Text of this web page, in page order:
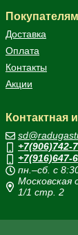
Покупателям
Доставка
Оплата
Контакты
Акции
Контактная
+7(906)742-
+7(916)647-
пн.–сб. с
Московская
1/1 стр. 2